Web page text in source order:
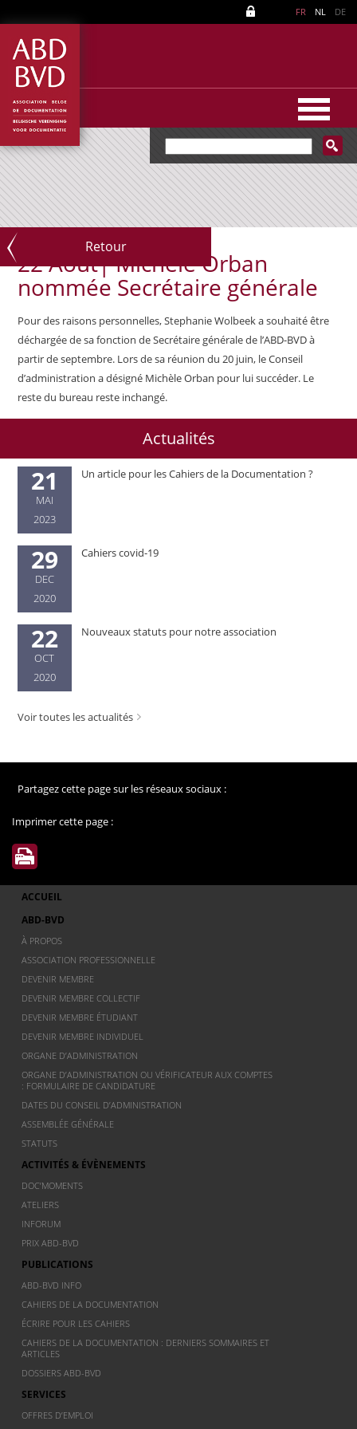
FR NL DE
Retour
22 Août|Michèle Orban
nommée Secrétaire générale
Pour des raisons personnelles, Stephanie Wolbeek a souhaité être
déchargée de sa fonction de Secrétaire générale de l’ABD-BVD à
partir de septembre. Lors de sa réunion du 20 juin, le Conseil
d’administration a désigné Michèle Orban pour lui succéder. Le
reste du bureau reste inchangé.
Actualités
21
MAI
2023
Un article pour les Cahiers de la Documentation ?
29
DEC
2020
Cahiers covid-19
22
OCT
2020
Nouveaux statuts pour notre association
Voir toutes les actualités
Partagez cette page sur les réseaux sociaux :
Imprimer cette page :
ACCUEIL
ABD-BVD
À PROPOS
ASSOCIATION PROFESSIONNELLE
DEVENIR MEMBRE
DEVENIR MEMBRE COLLECTIF
DEVENIR MEMBRE ÉTUDIANT
DEVENIR MEMBRE INDIVIDUEL
ORGANE D’ADMINISTRATION
ORGANE D’ADMINISTRATION OU VÉRIFICATEUR AUX COMPTES
: FORMULAIRE DE CANDIDATURE
DATES DU CONSEIL D’ADMINISTRATION
ASSEMBLÉE GÉNÉRALE
STATUTS
ACTIVITÉS & ÉVÈNEMENTS
DOC’MOMENTS
ATELIERS
INFORUM
PRIX ABD-BVD
PUBLICATIONS
ABD-BVD INFO
CAHIERS DE LA DOCUMENTATION
ÉCRIRE POUR LES CAHIERS
CAHIERS DE LA DOCUMENTATION : DERNIERS SOMMAIRES ET
ARTICLES
DOSSIERS ABD-BVD
SERVICES
OFFRES D’EMPLOI